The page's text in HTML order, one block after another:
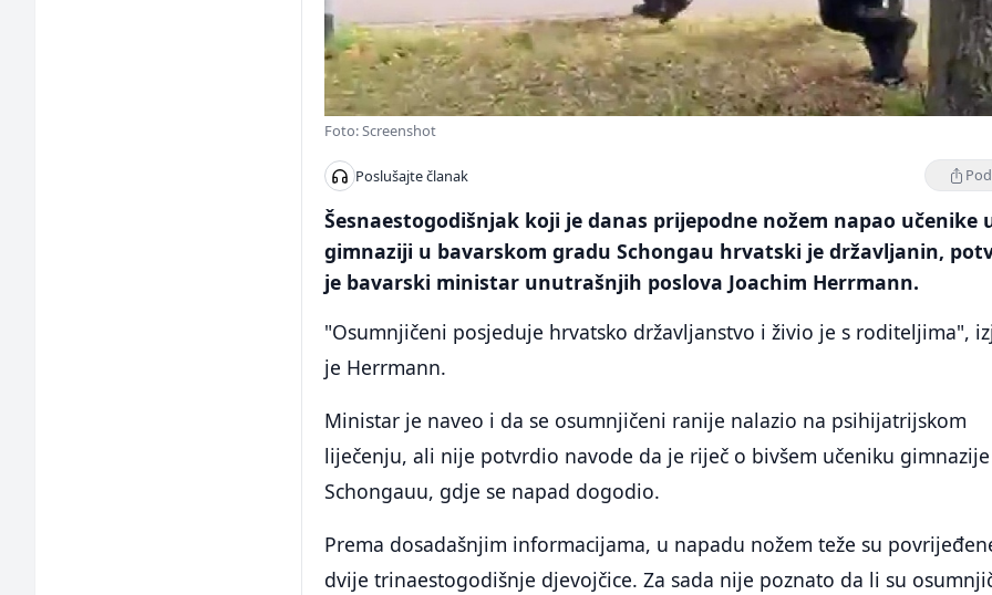
Foto: Screenshot
Poslušajte članak
Šesnaestogodišnjak koji je danas prijepodne nožem napao učenike
gimnaziji u bavarskom gradu Schongau hrvatski je državljanin,
je bavarski ministar unutrašnjih poslova Joachim Herrmann.
"Osumnjičeni posjeduje hrvatsko državljanstvo i živio je s roditeljima",
je Herrmann.
Ministar je naveo i da se osumnjičeni ranije nalazio na psihijatrijskom
liječenju, ali nije potvrdio navode da je riječ o bivšem učeniku
Schongauu, gdje se napad dogodio.
Prema dosadašnjim informacijama, u napadu nožem teže su
dvije trinaestogodišnje djevojčice. Za sada nije poznato da li su